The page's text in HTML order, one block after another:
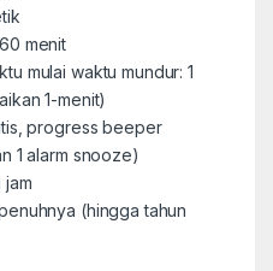
menit
mulai waktu mundur: 1
1-menit)
progress beeper
1 alarm snooze)
jam
(hingga tahun